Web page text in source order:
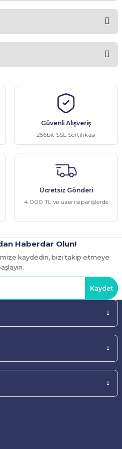
öneri formunu kullanarak
ederiz.
görüntülenemiyor.
pahalı.
olmalı.
Güvenli Alışveriş
256bit SSL Sertifikası
Ücretsiz Gönderi
4.000 TL ve üzeri siparişlerde
Haberdar Olun!
kaydedin, bizi takip etmeye
Kaydet